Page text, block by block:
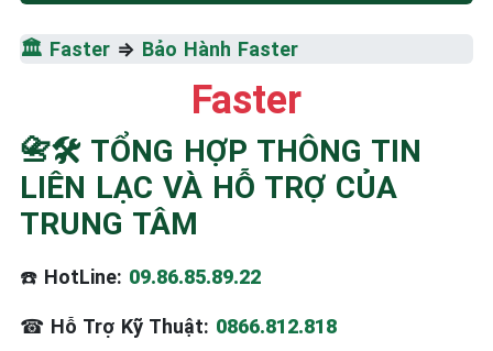
Thiểu
☎️ 09.86.85.89.22
🏛️ Faster ⇒ Bảo Hành Faster
Faster
📇🛠️ TỔNG HỢP THÔNG TIN
LIÊN LẠC VÀ HỖ TRỢ CỦA
TRUNG TÂM
☎️ HotLine: 09.86.85.89.22
☎ Hỗ Trợ Kỹ Thuật: 0866.812.818